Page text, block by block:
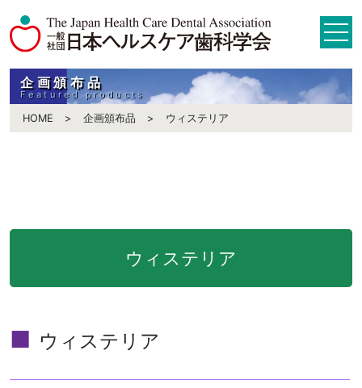
企画頒布品
Featured products
HOME 企画頒布品 ウィステリア
ウィステリア
ウィステリア